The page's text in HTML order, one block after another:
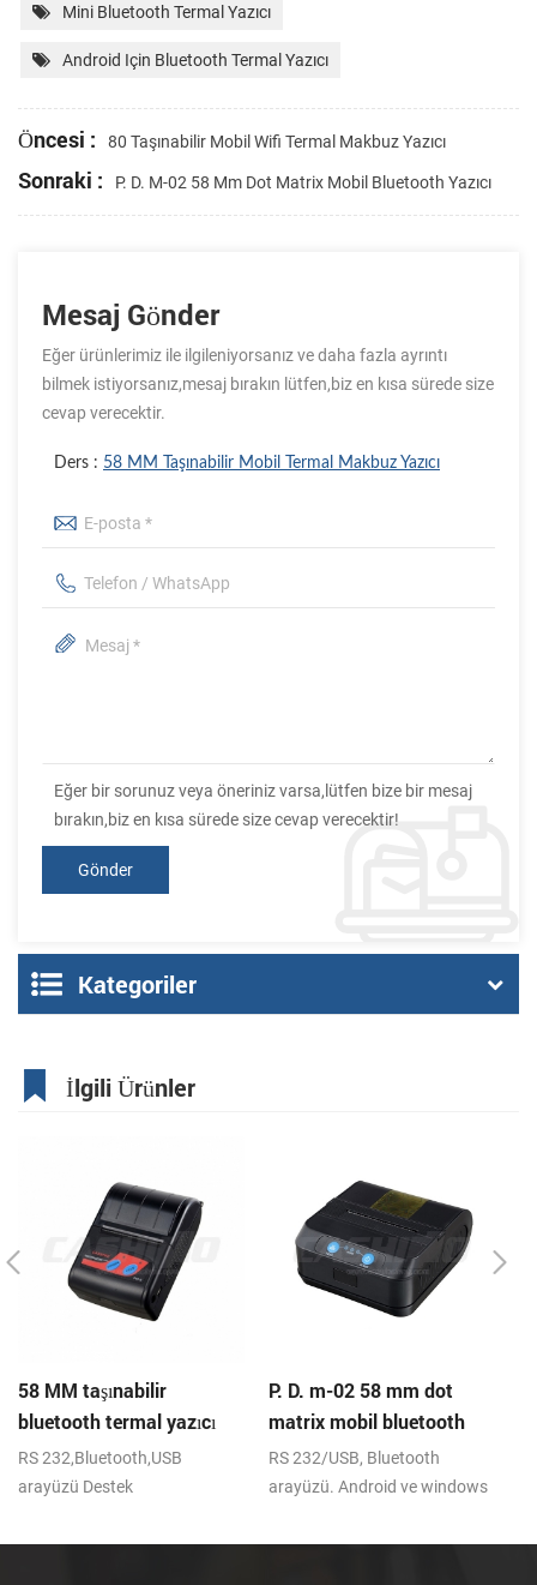
Mini Bluetooth Termal Yazıcı
Android Için Bluetooth Termal Yazıcı
Öncesi : 80 Taşınabilir Mobil Wifi Termal Makbuz Yazıcı
Sonraki : P. D. M-02 58 Mm Dot Matrix Mobil Bluetooth Yazıcı
Mesaj Gönder
Eğer ürünlerimiz ile ilgileniyorsanız ve daha fazla ayrıntı
bilmek istiyorsanız,mesaj bırakın lütfen,biz en kısa sürede size
cevap verecektir.
Ders : 58 MM Taşınabilir Mobil Termal Makbuz Yazıcı
Eğer bir sorunuz veya öneriniz varsa,lütfen bize bir mesaj
bırakın,biz en kısa sürede size cevap verecektir!
Kategoriler
İlgili Ürünler
58 MM taşınabilir
bluetooth termal yazıcı
PTP-II
RS 232,Bluetooth,USB
arayüzü Destek
P. D. m-02 58 mm dot
matrix mobil bluetooth
yazıcı
RS 232/USB, Bluetooth
arayüzü. Android ve windows